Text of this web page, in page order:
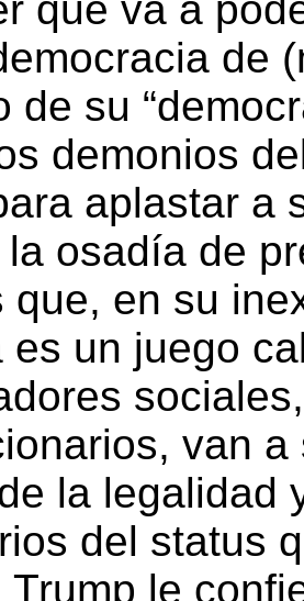
de
de su
demonios
aplastar a
osadía de
que, en su
es un juego
van
la legalidad
del status
Trump le